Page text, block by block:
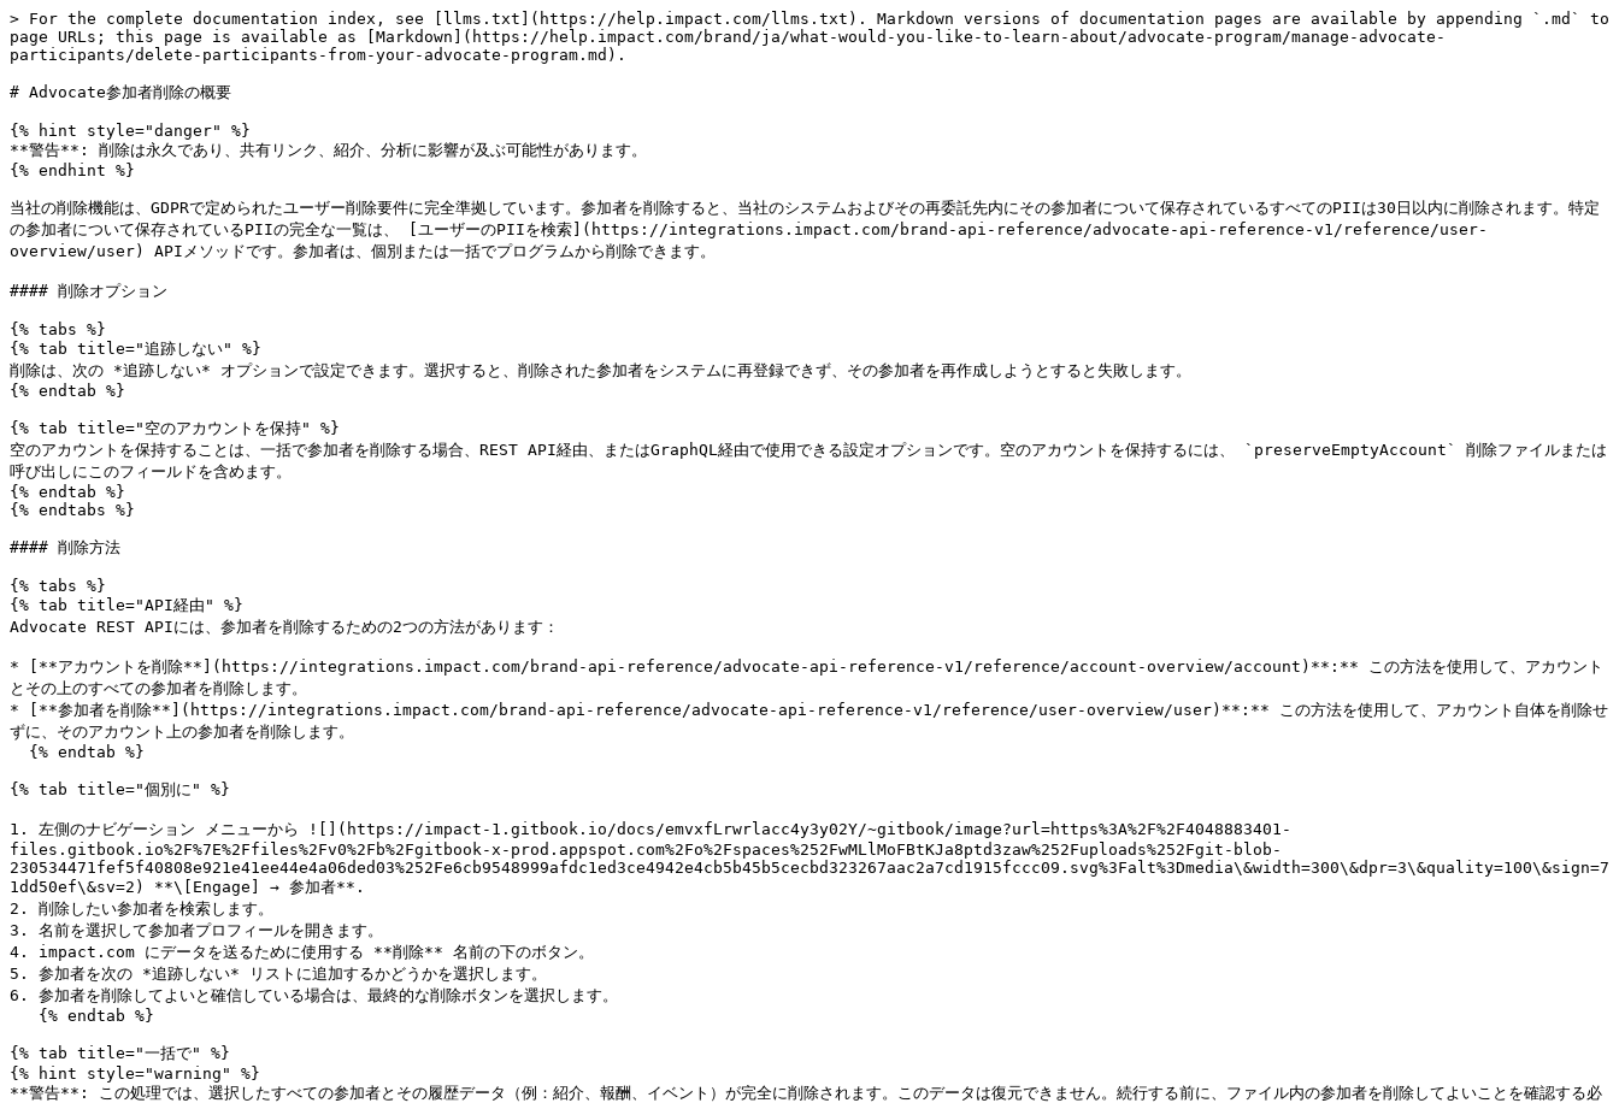
> For the complete documentation index, see [llms.txt](https://help.impact.com/llms.txt). Markdown versions of documentation pages are available by appending `.md` to
page URLs; this page is available as [Markdown](https://help.impact.com/brand/ja/what-would-you-like-to-learn-about/advocate-program/manage-advocate-
participants/delete-participants-from-your-advocate-program.md).
# Advocate参加者削除の概要
{% hint style="danger" %}
**警告**: 削除は永久であり、共有リンク、紹介、分析に影響が及ぶ可能性があります。
{% endhint %}
当社の削除機能は、GDPRで定められたユーザー削除要件に完全準拠しています。参加者を削除すると、当社のシステムおよびその再委託先内にその参加者について保存されているすべてのPIIは30日以内に削除されます。特定
の参加者について保存されているPIIの完全な一覧は、 [ユーザーのPIIを検索](https://integrations.impact.com/brand-api-reference/advocate-api-reference-v1/reference/user-
overview/user) APIメソッドです。参加者は、個別または一括でプログラムから削除できます。
#### 削除オプション
{% tabs %}
{% tab title="追跡しない" %}
削除は、次の *追跡しない* オプションで設定できます。選択すると、削除された参加者をシステムに再登録できず、その参加者を再作成しようとすると失敗します。
{% endtab %}
{% tab title="空のアカウントを保持" %}
空のアカウントを保持することは、一括で参加者を削除する場合、REST API経由、またはGraphQL経由で使用できる設定オプションです。空のアカウントを保持するには、 `preserveEmptyAccount` 削除ファイルまたは
呼び出しにこのフィールドを含めます。
{% endtab %}
{% endtabs %}
#### 削除方法
{% tabs %}
{% tab title="API経由" %}
Advocate REST APIには、参加者を削除するための2つの方法があります：
* [**アカウントを削除**](https://integrations.impact.com/brand-api-reference/advocate-api-reference-v1/reference/account-overview/account)**:** この方法を使用して、アカウント
とその上のすべての参加者を削除します。
* [**参加者を削除**](https://integrations.impact.com/brand-api-reference/advocate-api-reference-v1/reference/user-overview/user)**:** この方法を使用して、アカウント自体を削除せ
ずに、そのアカウント上の参加者を削除します。
{% tab title="個別に" %}
1. 左側のナビゲーション メニューから ![](https://impact-1.gitbook.io/docs/emvxfLrwrlacc4y3y02Y/~gitbook/image?url=https%3A%2F%2F4048883401-
files.gitbook.io%2F%7E%2Ffiles%2Fv0%2Fb%2Fgitbook-x-prod.appspot.com%2Fo%2Fspaces%252FwMLlMoFBtKJa8ptd3zaw%252Fuploads%252Fgit-blob-
230534471fef5f40808e921e41ee44e4a06ded03%252Fe6cb9548999afdc1ed3ce4942e4cb5b45b5cecbd323267aac2a7cd1915fccc09.svg%3Falt%3Dmedia\&width=300\&dpr=3\&quality=100\&sign=7
1dd50ef\&sv=2) **\[Engage] → 参加者**.
2. 削除したい参加者を検索します。
3. 名前を選択して参加者プロフィールを開きます。
4. impact.com にデータを送るために使用する **削除** 名前の下のボタン。
5. 参加者を次の *追跡しない* リストに追加するかどうかを選択します。
6. 参加者を削除してよいと確信している場合は、最終的な削除ボタンを選択します。
{% tab title="一括で" %}
{% hint style="warning" %}
**警告**: この処理では、選択したすべての参加者とその履歴データ（例：紹介、報酬、イベント）が完全に削除されます。このデータは復元できません。続行する前に、ファイル内の参加者を削除してよいことを確認する必